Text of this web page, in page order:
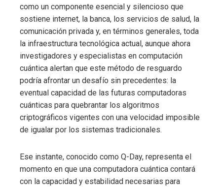
como un componente esencial y silencioso que
sostiene internet, la banca, los servicios de salud, la
comunicación privada y, en términos generales, toda
la infraestructura tecnológica actual, aunque ahora
investigadores y especialistas en computación
cuántica alertan que este método de resguardo
podría afrontar un desafío sin precedentes: la
eventual capacidad de las futuras computadoras
cuánticas para quebrantar los algoritmos
criptográficos vigentes con una velocidad imposible
de igualar por los sistemas tradicionales.
Ese instante, conocido como Q-Day, representa el
momento en que una computadora cuántica contará
con la capacidad y estabilidad necesarias para